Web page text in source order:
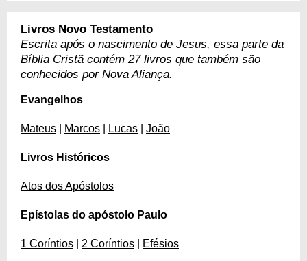
Livros Novo Testamento
Escrita após o nascimento de Jesus, essa parte da
Bíblia Cristã contém 27 livros que também são
conhecidos por Nova Aliança.
Evangelhos
Mateus Marcos Lucas João
Livros Históricos
Atos dos Apóstolos
Epístolas do apóstolo Paulo
1 Coríntios 2 Coríntios Efésios